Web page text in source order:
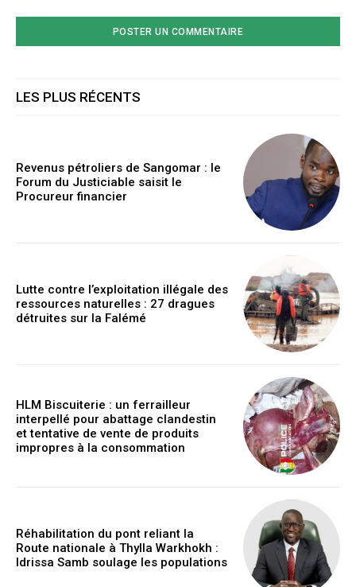
LES PLUS RÉCENTS
Revenus pétroliers de Sangomar : le
Forum du Justiciable saisit le
Procureur financier
Lutte contre l’exploitation illégale des
ressources naturelles : 27 dragues
détruites sur la Falémé
HLM Biscuiterie : un ferrailleur
interpellé pour abattage clandestin
et tentative de vente de produits
impropres à la consommation
Réhabilitation du pont reliant la
Route nationale à Thylla Warkhokh :
Idrissa Samb soulage les populations